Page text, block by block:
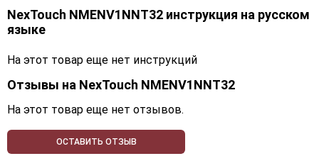
NexTouch NMENV1NNT32 инструкция на русском
языке
На этот товар еще нет инструкций
Отзывы на NexTouch NMENV1NNT32
На этот товар еще нет отзывов.
ОСТАВИТЬ ОТЗЫВ